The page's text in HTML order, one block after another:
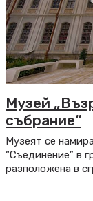
Музей
събрание“
Музеят се
“Съединение” в
разположена в